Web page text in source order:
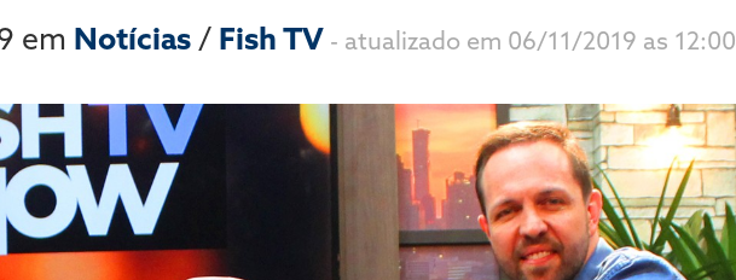
em Notícias/ Fish TV - atualizado em 06/11/2019 as 12:00